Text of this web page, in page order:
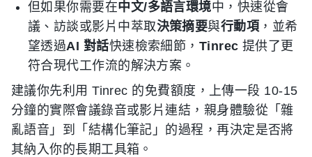
但如果你需要在中文/多語言環境中，快速從會
議、訪談或影片中萃取決策摘要與行動項 ，並希
望透過AI 對話快速檢索細節， Tinrec 提供了更
符合現代工作流的解決方案。
建議你先利用 Tinrec 的免費額度，上傳一段 10-15
分鐘的實際會議錄音或影片連結，親身體驗從「雜
亂語音」到「結構化筆記」的過程，再決定是否將
其納入你的長期工具箱。